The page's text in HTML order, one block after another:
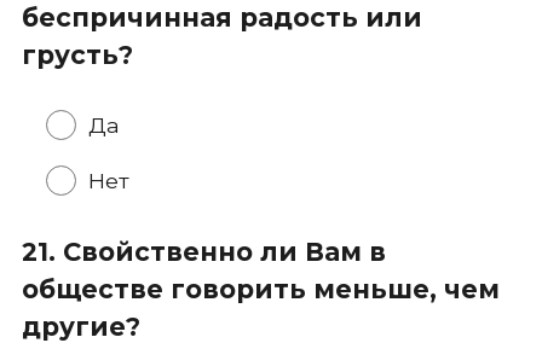
беспричинная радость или
грусть?
Да
Нет
21. Свойственно ли Вам в
обществе говорить меньше, чем
другие?